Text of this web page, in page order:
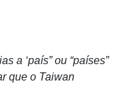
a ‘país” ou “países”
que o Taiwan